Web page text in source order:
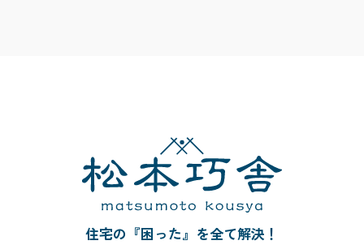
住宅の『困った』を全て解決！